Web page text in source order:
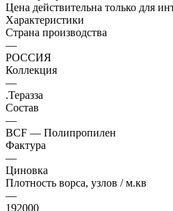
Цена действительна только для
Характеристики
Страна производства
—
РОССИЯ
Коллекция
—
.Теразза
Состав
—
BCF — Полипропилен
Фактура
—
Циновка
Плотность ворса, узлов / м.кв
—
192000